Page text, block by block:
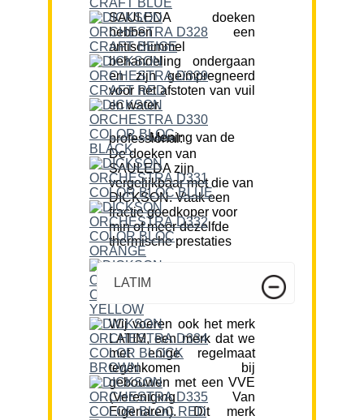
SAULEDA doeken
hebben een
antischimmel
behandeling ondergaan
en zijn geïmpregneerd
voor het afstoten van vuil
en water.
Mening van de professional:
De doeken van
SAULEDA zijn
vergelijkbaar met die van
DICKSON. Vaak een
fractie goedkoper voor
min of meer dezelfde
thermische prestaties
LATIM
Wij voeren ook het merk
LATIM, een merk dat we
met enige regelmaat
tegenkomen bij
gebouwen met een VVE
(Vereniging Van
Eigenaren). Dit merk